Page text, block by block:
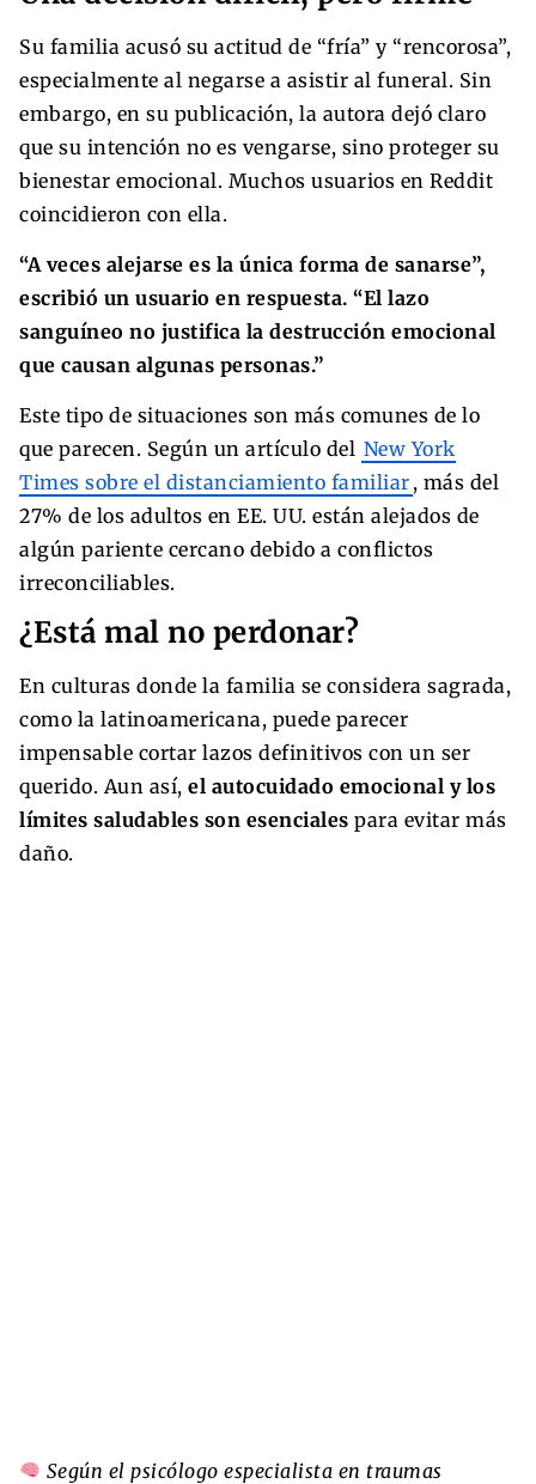
Su familia acusó su actitud de “fría” y “rencorosa”,
especialmente al negarse a asistir al funeral. Sin
embargo, en su publicación, la autora dejó claro
que su intención no es vengarse, sino proteger su
bienestar emocional. Muchos usuarios en Reddit
coincidieron con ella.
“A veces alejarse es la única forma de sanarse”,
escribió un usuario en respuesta. “El lazo
sanguíneo no justifica la destrucción emocional
que causan algunas personas.”
Este tipo de situaciones son más comunes de lo
que parecen. Según un artículo del New York
Times sobre el distanciamiento familiar , más del
27% de los adultos en EE. UU. están alejados de
algún pariente cercano debido a conflictos
irreconciliables.
¿Está mal no perdonar?
En culturas donde la familia se considera sagrada,
como la latinoamericana, puede parecer
impensable cortar lazos definitivos con un ser
querido. Aun así, el autocuidado emocional y los
límites saludables son esenciales para evitar más
daño.
Según el psicólogo especialista en traumas